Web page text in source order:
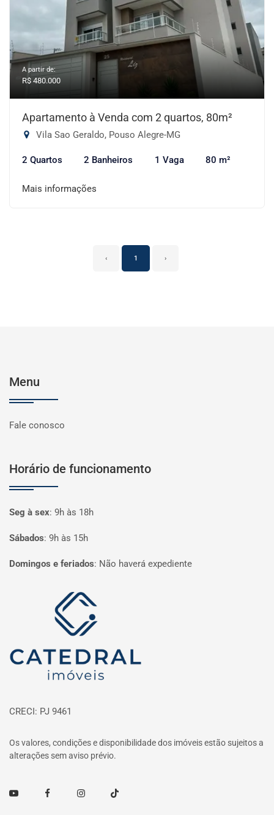
A partir de:
R$ 480.000
Apartamento à Venda com 2 quartos, 80m²
Vila Sao Geraldo, Pouso Alegre-MG
2 Quartos 2 Banheiros 1 Vaga 80 m²
Mais informações
‹ 1 ›
Menu
Fale conosco
Horário de funcionamento
Seg à sex: 9h às 18h
Sábados: 9h às 15h
Domingos e feriados: Não haverá expediente
Página inicial
CRECI: PJ 9461
Os valores, condições e disponibilidade dos imóveis estão sujeitos a
alterações sem aviso prévio.
Youtube FacebookInstagramTikTok